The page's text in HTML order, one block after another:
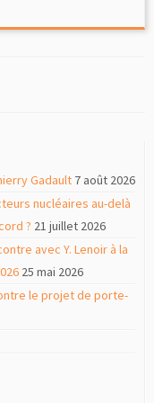
Gadault 7 août 2026
nucléaires au-delà
? 21 juillet 2026
avec Y. Lenoir à la
25 mai 2026
le projet de porte-